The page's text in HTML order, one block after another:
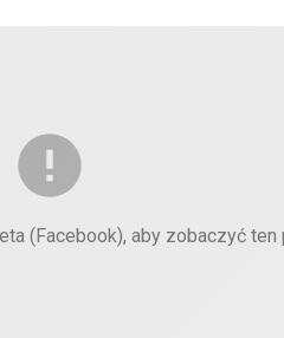
(Facebook), aby zobaczyć ten